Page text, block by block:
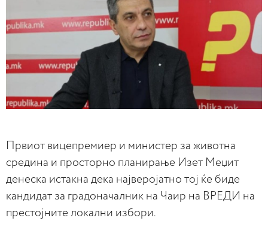
Првиот вицепремиер и министер за животна
средина и просторно планирање Изет Меџит
денеска истакна дека најверојатно тој ќе биде
кандидат за градоначалник на Чаир на ВРЕДИ на
престојните локални избори.